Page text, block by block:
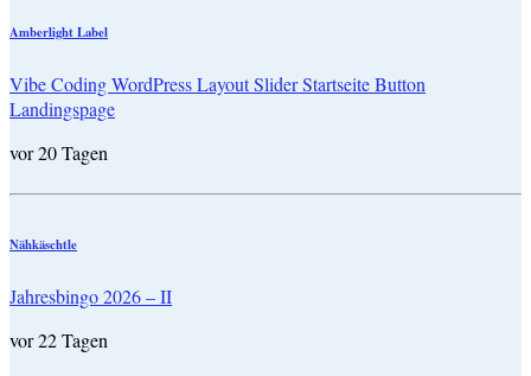
Amberlight Label
Vibe Coding WordPress Layout Slider Startseite Button
Landingspage
vor 20 Tagen
Nähkäschtle
Jahresbingo 2026 – II
vor 22 Tagen